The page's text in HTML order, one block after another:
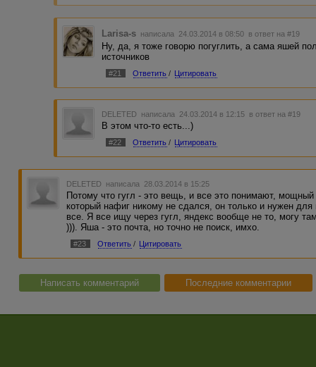
Larisa-s написала 24.03.2014 в 08:50 в ответ на #19
Ну, да, я тоже говорю погуглить, а сама яшей
источников
#21 Ответить / Цитировать
DELETED написала 24.03.2014 в 12:15 в ответ на #19
В этом что-то есть...)
#22 Ответить / Цитировать
DELETED написала 28.03.2014 в 15:25
Потому что гугл - это вещь, и все это понимают,
который нафиг никому не сдался, он только и нужен для
все. Я все ищу через гугл, яндекс вообще не то, могу
))). Яша - это почта, но точно не поиск, имхо.
#23 Ответить / Цитировать
Написать комментарий Последние комментарии